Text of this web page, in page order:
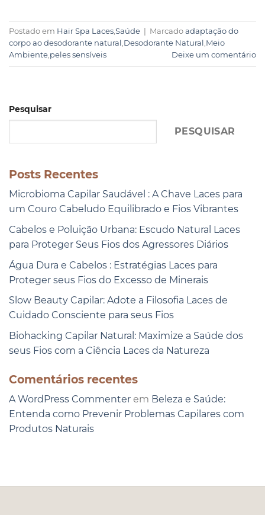
Pesquisar
PESQUISAR
Posts Recentes
Microbioma Capilar Saudável : A Chave Laces para
um Couro Cabeludo Equilibrado e Fios Vibrantes
Cabelos e Poluição Urbana: Escudo Natural Laces
para Proteger Seus Fios dos Agressores Diários
Água Dura e Cabelos : Estratégias Laces para
Proteger seus Fios do Excesso de Minerais
Slow Beauty Capilar: Adote a Filosofia Laces de
Cuidado Consciente para seus Fios
Biohacking Capilar Natural: Maximize a Saúde dos
seus Fios com a Ciência Laces da Natureza
Comentários recentes
A WordPress Commenter em Beleza e Saúde:
Entenda como Prevenir Problemas Capilares com
Produtos Naturais
Postado em Hair Spa Laces,Saúde Marcado adaptação do
corpo ao desodorante natural ,Desodorante Natural ,Meio
Ambiente,peles sensíveis Deixe um comentário